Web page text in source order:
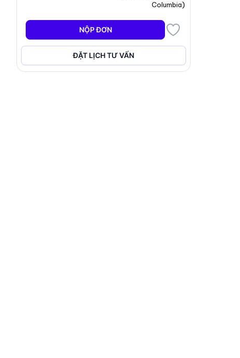
Columbia)
NỘP ĐƠN
ĐẶT LỊCH TƯ VẤN